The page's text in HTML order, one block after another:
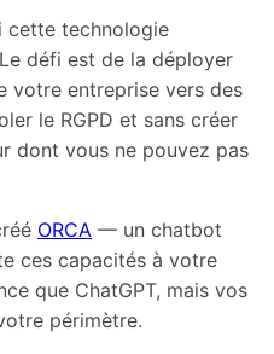
cette technologie
défi est de la déployer
votre entreprise vers des
le RGPD et sans créer
dont vous ne pouvez pas
ORCA — un chatbot
ces capacités à votre
que ChatGPT, mais vos
périmètre.